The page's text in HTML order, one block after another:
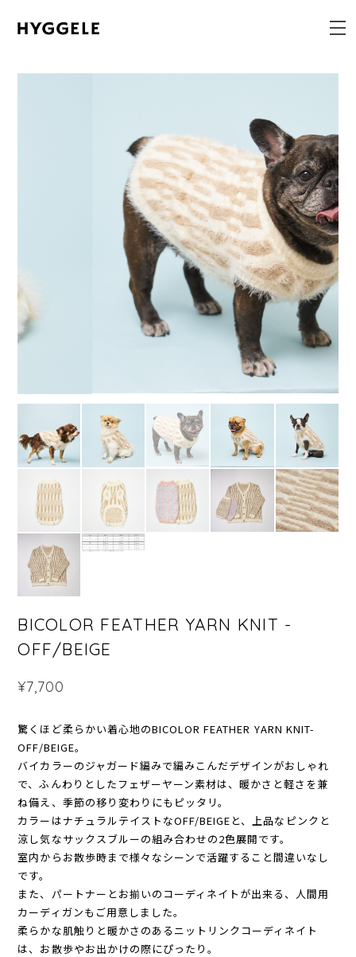
BICOLOR FEATHER YARN KNIT -
OFF/BEIGE
¥7,700
驚くほど柔らかい着心地のBICOLOR FEATHER YARN KNIT-
OFF/BEIGE。
バイカラーのジャガード編みで編みこんだデザインがおしゃれ
で、ふんわりとしたフェザーヤーン素材は、暖かさと軽さを兼
ね備え、季節の移り変わりにもピッタリ。
カラーはナチュラルテイストなOFF/BEIGEと、上品なピンクと
涼し気なサックスブルーの組み合わせの2色展開です。
室内からお散歩時まで様々なシーンで活躍すること間違いなし
です。
また、パートナーとお揃いのコーディネイトが出来る、人間用
カーディガンもご用意しました。
柔らかな肌触りと暖かさのあるニットリンクコーディネイト
は、お散歩やお出かけの際にぴったり。